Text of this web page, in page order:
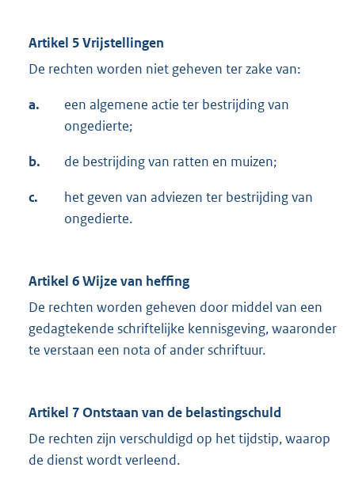
Artikel 5 Vrijstellingen
De rechten worden niet geheven ter zake van:
a.
een algemene actie ter bestrijding van
ongedierte;
b. de bestrijding van ratten en muizen;
c.
het geven van adviezen ter bestrijding van
ongedierte.
Artikel 6 Wijze van heffing
De rechten worden geheven door middel van een
gedagtekende schriftelijke kennisgeving, waaronder
te verstaan een nota of ander schriftuur.
Artikel 7 Ontstaan van de belastingschuld
De rechten zijn verschuldigd op het tijdstip, waarop
de dienst wordt verleend.